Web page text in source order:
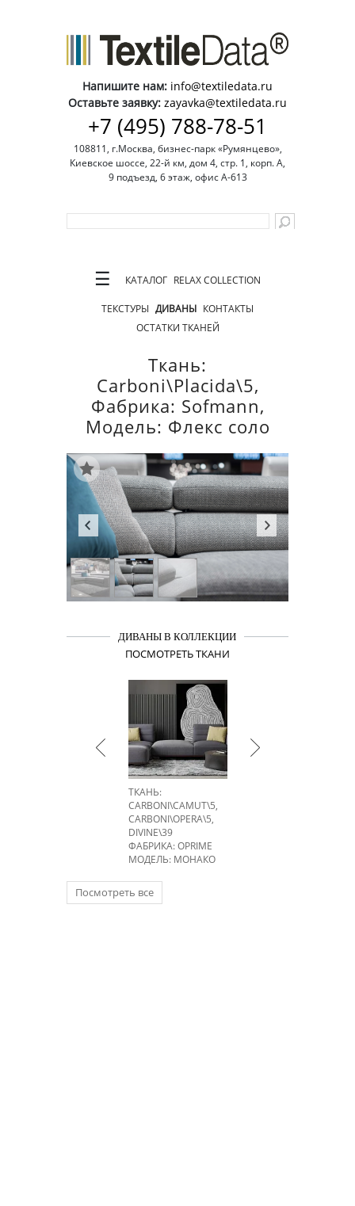
Напишите нам: info@textiledata.ru
Оставьте заявку: zayavka@textiledata.ru
+7 (495) 788-78-51
108811, г.Москва, бизнес-парк «Румянцево»,
Киевское шоссе, 22-й км, дом 4, стр. 1, корп. А,
9 подъезд, 6 этаж, офис А-613
☰ КАТАЛОГ RELAX COLLECTION
ТЕКСТУРЫ ДИВАНЫ КОНТАКТЫ
ОСТАТКИ ТКАНЕЙ
Ткань:
Carboni\Placida\5,
Фабрика: Sofmann,
Модель: Флекс соло
ДИВАНЫ В КОЛЛЕКЦИИ
ПОСМОТРЕТЬ ТКАНИ
ТКАНЬ:
CARBONI\CAMUT\5,
CARBONI\OPERA\5,
DIVINE\39
ФАБРИКА:OPRIME
МОДЕЛЬ: МОНАКО
Посмотреть все